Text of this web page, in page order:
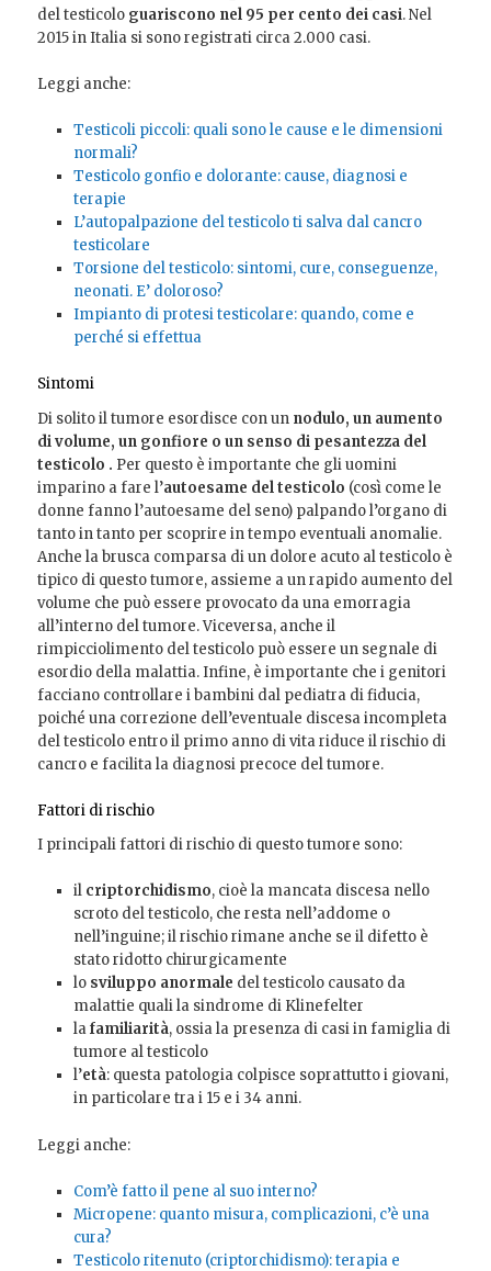
del testicolo guariscono nel 95 per cento dei casi. Nel
2015 in Italia si sono registrati circa 2.000 casi.
Leggi anche:
Testicoli piccoli: quali sono le cause e le dimensioni
normali?
Testicolo gonfio e dolorante: cause, diagnosi e
terapie
L’autopalpazione del testicolo ti salva dal cancro
testicolare
Torsione del testicolo: sintomi, cure, conseguenze,
neonati. E’ doloroso?
Impianto di protesi testicolare: quando, come e
perché si effettua
Sintomi
Di solito il tumore esordisce con un nodulo, un aumento
di volume, un gonfiore o un senso di pesantezza del
testicolo . Per questo è importante che gli uomini
imparino a fare l’autoesame del testicolo (così come le
donne fanno l’autoesame del seno) palpando l’organo di
tanto in tanto per scoprire in tempo eventuali anomalie.
Anche la brusca comparsa di un dolore acuto al testicolo è
tipico di questo tumore, assieme a un rapido aumento del
volume che può essere provocato da una emorragia
all’interno del tumore. Viceversa, anche il
rimpicciolimento del testicolo può essere un segnale di
esordio della malattia. Infine, è importante che i genitori
facciano controllare i bambini dal pediatra di fiducia,
poiché una correzione dell’eventuale discesa incompleta
del testicolo entro il primo anno di vita riduce il rischio di
cancro e facilita la diagnosi precoce del tumore.
Fattori di rischio
I principali fattori di rischio di questo tumore sono:
il criptorchidismo, cioè la mancata discesa nello
scroto del testicolo, che resta nell’addome o
nell’inguine; il rischio rimane anche se il difetto è
stato ridotto chirurgicamente
losviluppo anormale del testicolo causato da
malattie quali la sindrome di Klinefelter
lafamiliarità, ossia la presenza di casi in famiglia di
tumore al testicolo
l’età: questa patologia colpisce soprattutto i giovani,
in particolare tra i 15 e i 34 anni.
Leggi anche:
Com’è fatto il pene al suo interno?
Micropene: quanto misura, complicazioni, c’è una
cura?
Testicolo ritenuto (criptorchidismo): terapia e